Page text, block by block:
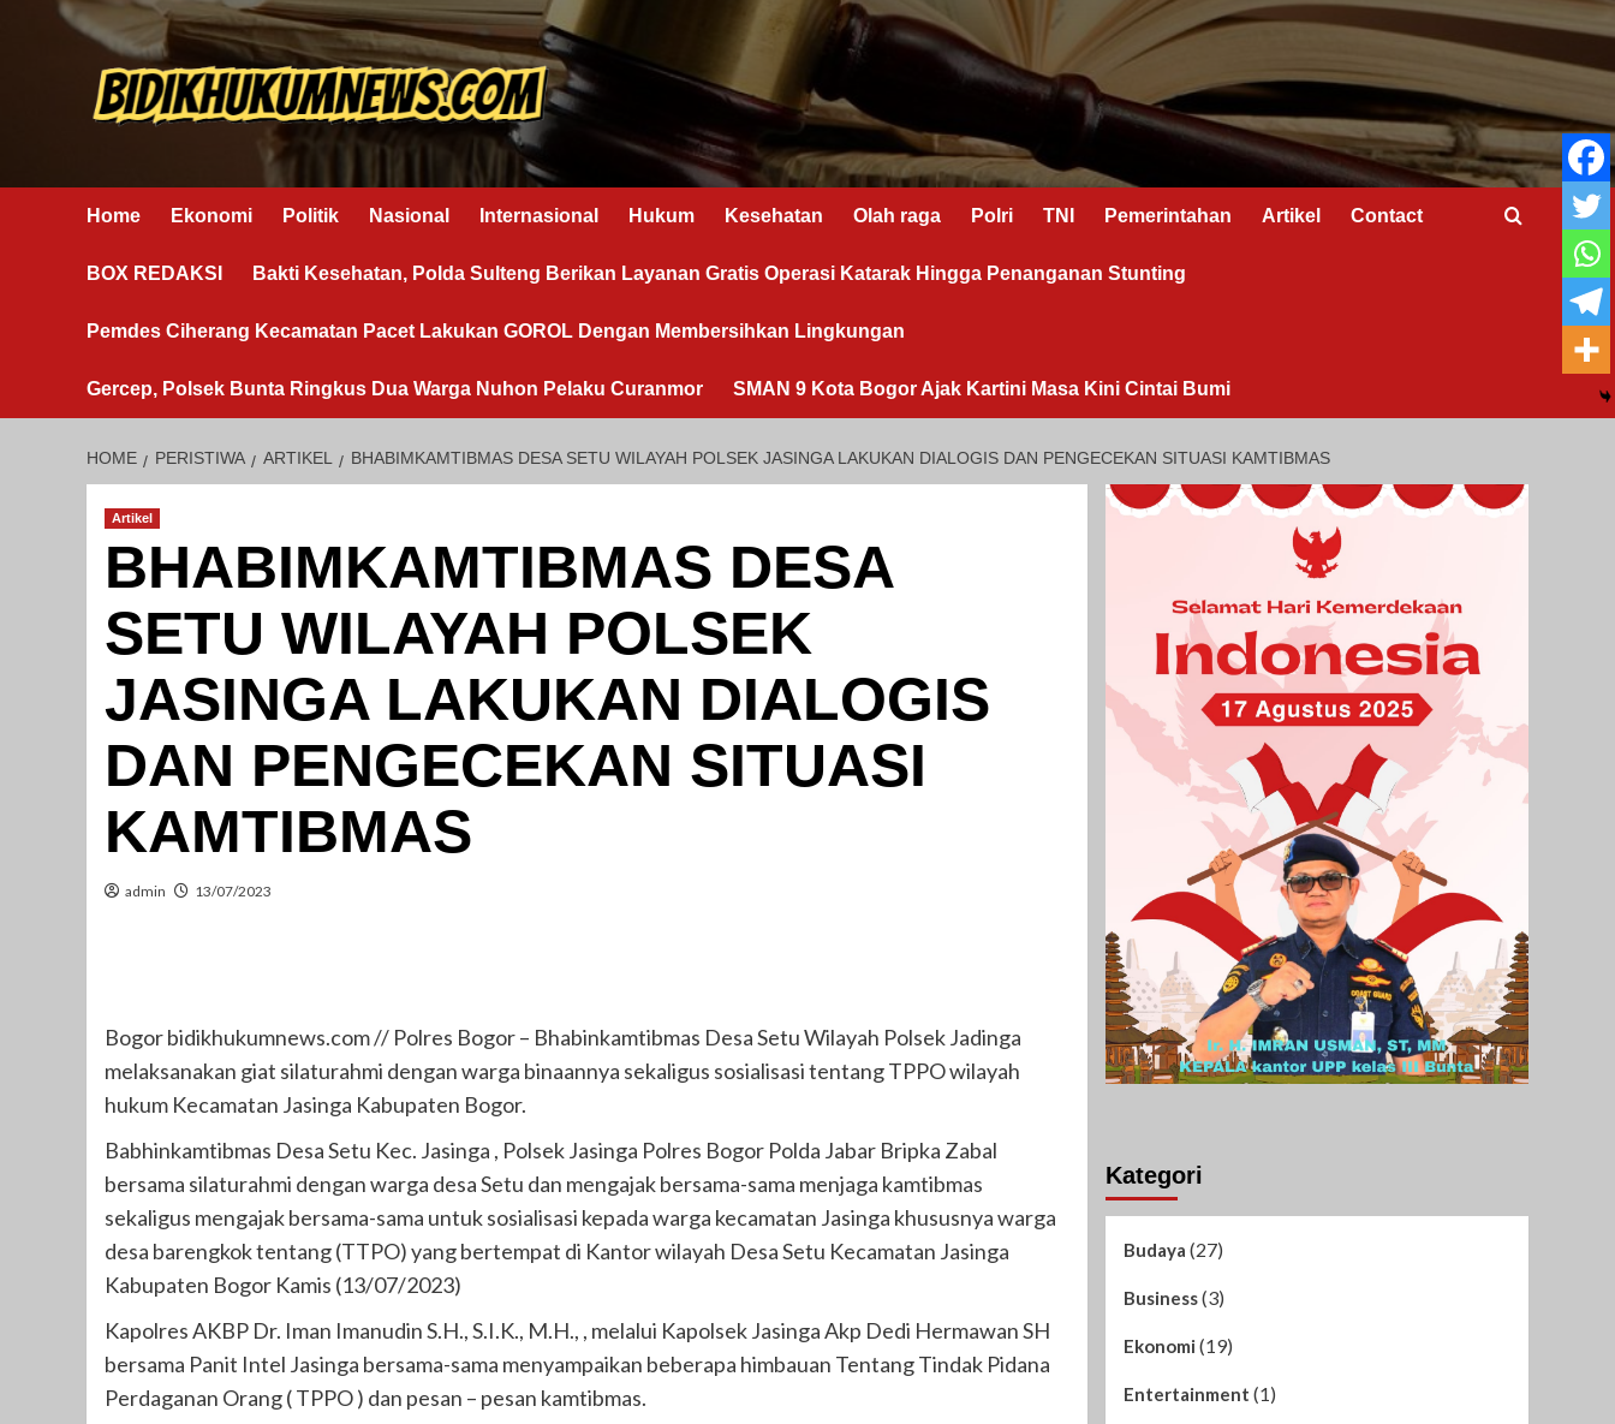
Home Ekonomi Politik Nasional Internasional Hukum Kesehatan Olah raga Polri TNI Pemerintahan Artikel Contact
BOX REDAKSI Bakti Kesehatan, Polda Sulteng Berikan Layanan Gratis Operasi Katarak Hingga Penanganan Stunting
Pemdes Ciherang Kecamatan Pacet Lakukan GOROL Dengan Membersihkan Lingkungan
Gercep, Polsek Bunta Ringkus Dua Warga Nuhon Pelaku Curanmor SMAN 9 Kota Bogor Ajak Kartini Masa Kini Cintai Bumi
HOME PERISTIWA ARTIKEL BHABIMKAMTIBMAS DESA SETU WILAYAH POLSEK JASINGA LAKUKAN DIALOGIS DAN PENGECEKAN SITUASI KAMTIBMAS
Artikel
BHABIMKAMTIBMAS DESA
SETU WILAYAH POLSEK
JASINGA LAKUKAN DIALOGIS
DAN PENGECEKAN SITUASI
KAMTIBMAS
admin 13/07/2023
Bogor bidikhukumnews.com // Polres Bogor – Bhabinkamtibmas Desa Setu Wilayah Polsek Jadinga
melaksanakan giat silaturahmi dengan warga binaannya sekaligus sosialisasi tentang TPPO wilayah
hukum Kecamatan Jasinga Kabupaten Bogor.
Babhinkamtibmas Desa Setu Kec. Jasinga , Polsek Jasinga Polres Bogor Polda Jabar Bripka Zabal
bersama silaturahmi dengan warga desa Setu dan mengajak bersama-sama menjaga kamtibmas
sekaligus mengajak bersama-sama untuk sosialisasi kepada warga kecamatan Jasinga khususnya warga
desa barengkok tentang (TTPO) yang bertempat di Kantor wilayah Desa Setu Kecamatan Jasinga
Kabupaten Bogor Kamis (13/07/2023)
Kapolres AKBP Dr. Iman Imanudin S.H., S.I.K., M.H., , melalui Kapolsek Jasinga Akp Dedi Hermawan SH
bersama Panit Intel Jasinga bersama-sama menyampaikan beberapa himbauan Tentang Tindak Pidana
Perdaganan Orang ( TPPO ) dan pesan – pesan kamtibmas.
Kategori
Budaya (27)
Business(3)
Ekonomi (19)
Entertainment (1)